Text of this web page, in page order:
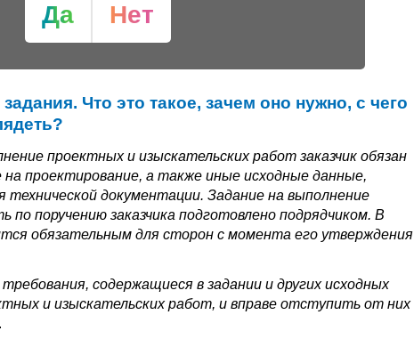
Да Нет
Что это такое, зачем оно нужно, с чего
проектных и изыскательских работ заказчик обязан
на проектирование, а также иные исходные данные,
технической документации. Задание на выполнение
поручению заказчика подготовлено подрядчиком. В
обязательным для сторон с момента его утверждения
содержащиеся в задании и других исходных
и изыскательских работ, и вправе отступить от них